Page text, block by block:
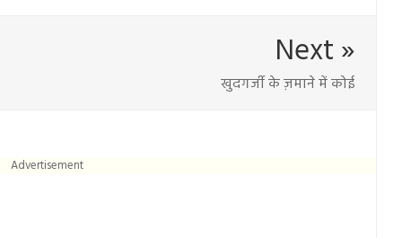
Next »
खुदगर्जी के ज़माने में कोई
Advertisement